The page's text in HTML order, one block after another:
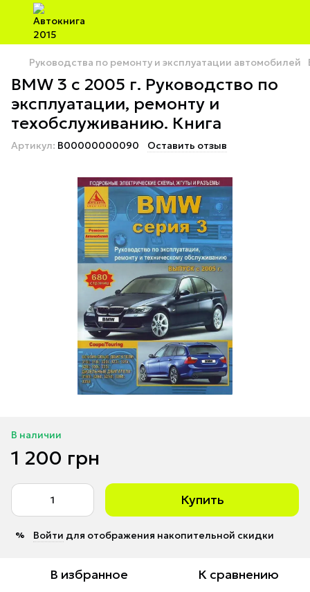
Руководства по ремонту и эксплуатации автомобилей
BMW 3 c 2005 г. Руководство по
эксплуатации, ремонту и
техобслуживанию. Книга
Артикул: B00000000090 Оставить отзыв
В наличии
1 200 грн
Купить
% Войти для отображения накопительной скидки
В избранное К сравнению